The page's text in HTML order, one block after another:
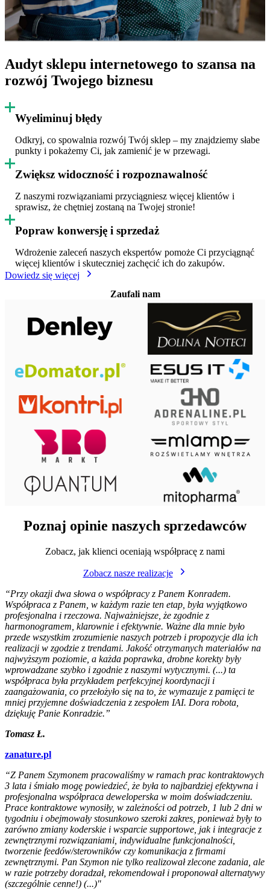
Audyt sklepu internetowego to szansa na
rozwój Twojego biznesu
Wyeliminuj błędy
Odkryj, co spowalnia rozwój Twój sklep – my znajdziemy słabe
punkty i pokażemy Ci, jak zamienić je w przewagi.
Zwiększ widoczność i rozpoznawalność
Z naszymi rozwiązaniami przyciągniesz więcej klientów i
sprawisz, że chętniej zostaną na Twojej stronie!
Popraw konwersję i sprzedaż
Wdrożenie zaleceń naszych ekspertów pomoże Ci przyciągnąć
więcej klientów i skuteczniej zachęcić ich do zakupów.
Dowiedz się więcej
Zaufali nam
Poznaj opinie naszych sprzedawców
Zobacz, jak klienci oceniają współpracę z nami
Zobacz nasze realizacje
“Przy okazji dwa słowa o współpracy z Panem Konradem.
Współpraca z Panem, w każdym razie ten etap, była wyjątkowo
profesjonalna i rzeczowa. Najważniejsze, że zgodnie z
harmonogramem, klarownie i efektywnie. Ważne dla mnie było
przede wszystkim zrozumienie naszych potrzeb i propozycje dla ich
realizacji w zgodzie z trendami. Jakość otrzymanych materiałów na
najwyższym poziomie, a każda poprawka, drobne korekty były
wprowadzane szybko i zgodnie z naszymi wytycznymi. (...) ta
współpraca była przykładem perfekcyjnej koordynacji i
zaangażowania, co przełożyło się na to, że wymazuje z pamięci te
mniej przyjemne doświadczenia z zespołem IAI. Dora robota,
dziękuję Panie Konradzie.”
Tomasz Ł.
zanature.pl
“Z Panem Szymonem pracowaliśmy w ramach prac kontraktowych
3 lata i śmiało mogę powiedzieć, że była to najbardziej efektywna i
profesjonalna współpraca deweloperska w moim doświadczeniu.
Prace kontraktowe wynosiły, w zależności od potrzeb, 1 lub 2 dni w
tygodniu i obejmowały stosunkowo szeroki zakres, ponieważ były to
zarówno zmiany koderskie i wsparcie supportowe, jak i integracje z
zewnętrznymi rozwiązaniami, indywidualne funkcjonalności,
tworzenie feedów/sterowników czy komunikacja z firmami
zewnętrznymi. Pan Szymon nie tylko realizował zlecone zadania, ale
w razie potrzeby doradzał, rekomendował i proponował alternatywy
(szczególnie cenne!) (...)"